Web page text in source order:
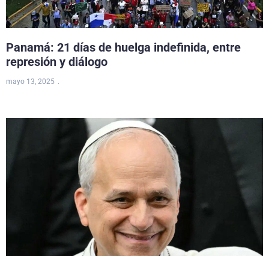
Panamá: 21 días de huelga indefinida, entre
represión y diálogo
mayo 13, 2025